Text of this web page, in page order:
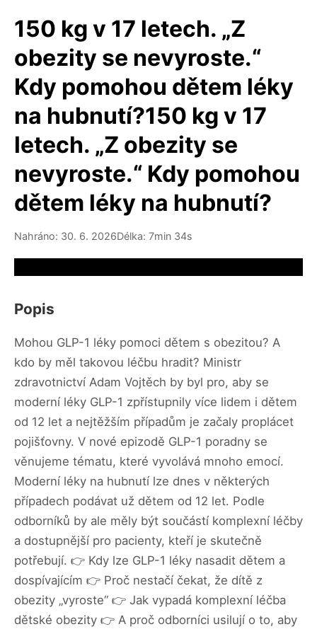
150 kg v 17 letech. „Z
obezity se nevyroste.“
Kdy pomohou dětem léky
na hubnutí?150 kg v 17
letech. „Z obezity se
nevyroste.“ Kdy pomohou
dětem léky na hubnutí?
Nahráno: 30. 6. 2026Délka: 7min 34s
Popis
Mohou GLP-1 léky pomoci dětem s obezitou? A
kdo by měl takovou léčbu hradit? Ministr
zdravotnictví Adam Vojtěch by byl pro, aby se
moderní léky GLP-1 zpřístupnily více lidem i dětem
od 12 let a nejtěžším případům je začaly proplácet
pojišťovny. V nové epizodě GLP-1 poradny se
věnujeme tématu, které vyvolává mnoho emocí.
Moderní léky na hubnutí lze dnes v některých
případech podávat už dětem od 12 let. Podle
odborníků by ale měly být součástí komplexní léčby
a dostupnější pro pacienty, kteří je skutečně
potřebují. 👉 Kdy lze GLP-1 léky nasadit dětem a
dospívajícím 👉 Proč nestačí čekat, že dítě z
obezity „vyroste“ 👉 Jak vypadá komplexní léčba
dětské obezity 👉 A proč odborníci usilují o to, aby